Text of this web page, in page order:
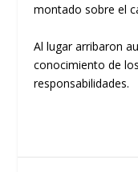
montado sobre el
Al lugar arribaron
conocimiento de
responsabilidades.